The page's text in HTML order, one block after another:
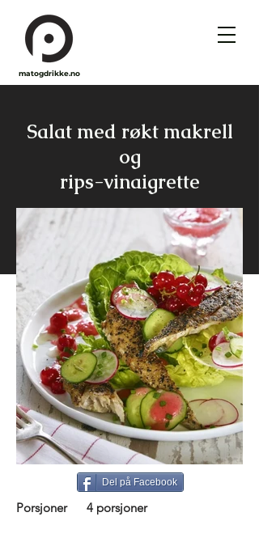
matogdrikke.no
Salat med røkt makrell
og
rips-vinaigrette
Del på Facebook
Porsjoner 4 porsjoner